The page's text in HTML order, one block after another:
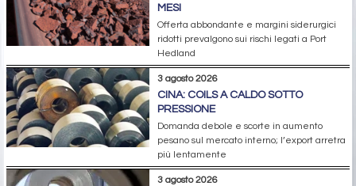
MESI
Offerta abbondante e margini siderurgici
ridotti prevalgono sui rischi legati a Port
Hedland
3 agosto 2026
CINA: COILS A CALDO SOTTO
PRESSIONE
Domanda debole e scorte in aumento
pesano sul mercato interno; l’export arretra
più lentamente
3 agosto 2026